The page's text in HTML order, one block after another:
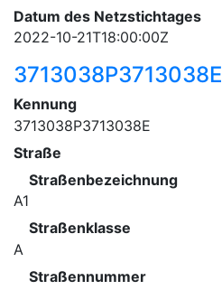
Datum des Netzstichtages
2022-10-21T18:00:00Z
3713038P3713038E
Kennung
3713038P3713038E
Straße
Straßenbezeichnung
A1
Straßenklasse
A
Straßennummer